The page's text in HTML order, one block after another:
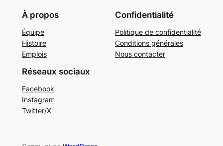
À propos
Équipe
Histoire
Emplois
Confidentialité
Politique de confidentialité
Conditions générales
Nous contacter
Réseaux sociaux
Facebook
Instagram
Twitter/X